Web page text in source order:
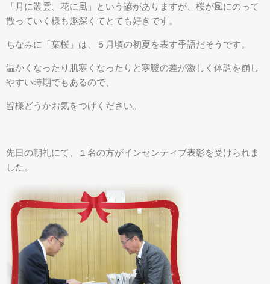
「月に叢雲、花に風」という諺がありますが、桜が風にのって
散っていく様も趣深くてとても好きです。
ちなみに「葉桜」は、５月頃の初夏を表す季語だそうです。
温かくなったり肌寒くなったりと寒暖の差が激しく体調を崩し
やすい時期でもあるので、
皆様どうかお気をつけください。
先日の朝礼にて、１名の方がインセンティブ表彰を受けられま
した。